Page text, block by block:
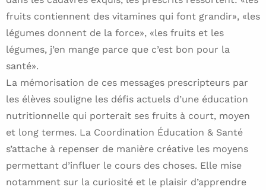
fruits contiennent des vitamines qui font grandir», «les
légumes donnent de la force», «les fruits et les
légumes, j’en mange parce que c’est bon pour la
santé».
La mémorisation de ces messages prescripteurs par
les élèves souligne les défis actuels d’une éducation
nutritionnelle qui porterait ses fruits à court, moyen
et long termes. La Coordination Éducation & Santé
s’attache à repenser de manière créative les moyens
permettant d’influer le cours des choses. Elle mise
notamment sur la curiosité et le plaisir d’apprendre